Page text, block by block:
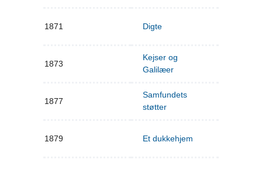
1871 Digte
1873
Kejser og
Galilæer
1877
Samfundets
støtter
1879 Et dukkehjem